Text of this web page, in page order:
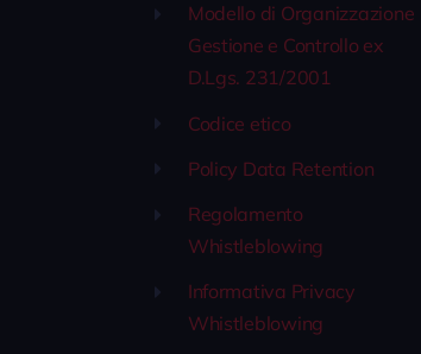
Modello di Organizzazione
Gestione e Controllo ex
D.Lgs. 231/2001
Codice etico
Policy Data Retention
Regolamento
Whistleblowing
Informativa Privacy
Whistleblowing